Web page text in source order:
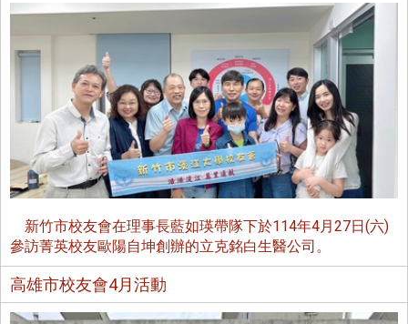
新竹市校友會在理事長藍如瑛帶隊下於114年4月27日(六)
參訪菁英校友歐陽自坤創辦的立克銘白生醫公司。
高雄市校友會4月活動